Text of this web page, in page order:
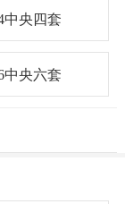
中央四套
中央六套